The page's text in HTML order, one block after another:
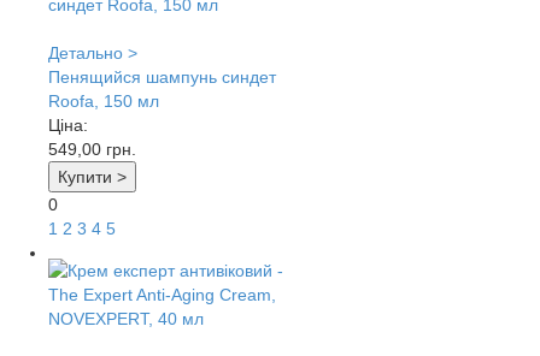
Детально >
Пенящийся шампунь синдет
Roofa, 150 мл
Ціна:
549,00 грн.
Купити >
0
1 2 3 4 5